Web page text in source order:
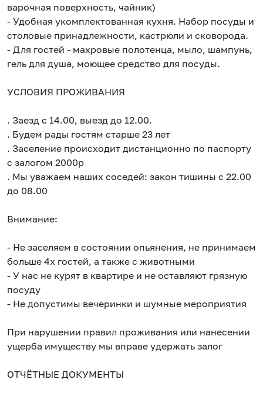
варочная поверхность, чайник)
- Удобная укомплектованная кухня. Набор посуды и
столовые принадлежности, кастрюли и сковорода.
- Для гостей - махровые полотенца, мыло, шампунь,
гель для душа, моющее средство для посуды.
УСЛОВИЯ ПРОЖИВАНИЯ
. Заезд с 14.00, выезд до 12.00.
. Будем рады гостям старше 23 лет
. Заселение происходит дистанционно по паспорту
с залогом 2000р
. Мы уважаем наших соседей: закон тишины с 22.00
до 08.00
Внимание:
- Не заселяем в состоянии опьянения, не принимаем
больше 4х гостей, а также с животными
- У нас не курят в квартире и не оставляют грязную
посуду
- Не допустимы вечеринки и шумные мероприятия
При нарушении правил проживания или нанесении
ущерба имуществу мы вправе удержать залог
ОТЧЁТНЫЕ ДОКУМЕНТЫ